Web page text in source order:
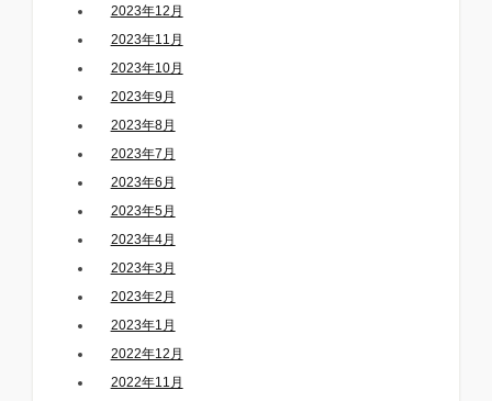
2023年12月
2023年11月
2023年10月
2023年9月
2023年8月
2023年7月
2023年6月
2023年5月
2023年4月
2023年3月
2023年2月
2023年1月
2022年12月
2022年11月